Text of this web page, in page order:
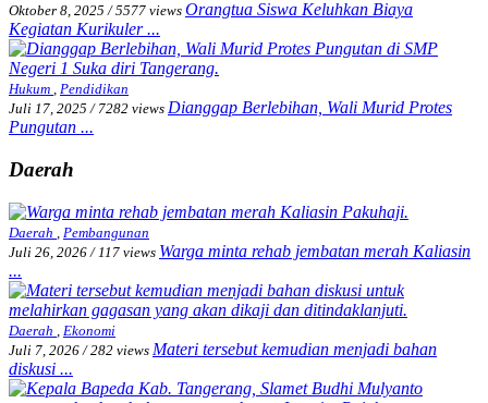
Oktober 8, 2025 / 5577 views Orangtua Siswa Keluhkan Biaya
Kegiatan Kurikuler ...
Hukum , Pendidikan
Juli 17, 2025 / 7282 views Dianggap Berlebihan, Wali Murid Protes
Pungutan ...
Daerah
Daerah
Pembangunan
Juli 26, 2026 / 117 views Warga minta rehab jembatan merah Kaliasin
...
Daerah
Ekonomi
Juli 7, 2026 / 282 views Materi tersebut kemudian menjadi bahan
diskusi ...